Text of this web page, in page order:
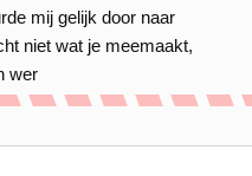
mij gelijk door naar
niet wat je meemaakt,
wer